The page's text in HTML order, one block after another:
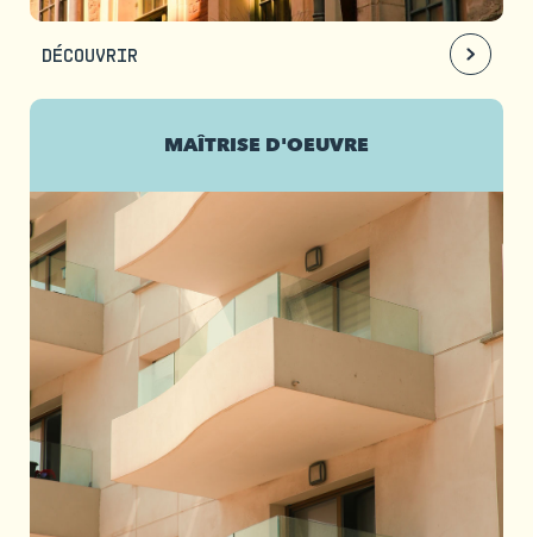
DÉCOUVRIR
MAÎTRISE D'OEUVRE